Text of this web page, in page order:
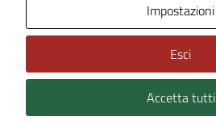
Technical Design s.r.l.
Impostazioni
Esci
Accetta tutti